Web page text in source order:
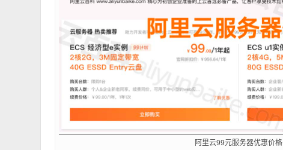
阿里云99元服务器优惠价格